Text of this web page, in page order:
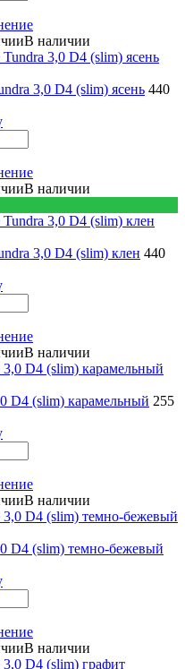
В наличии
3,0 D4 (slim) ясень 440
В наличии
3,0 D4 (slim) клен 440
В наличии
D4 (slim) карамельный 255
В наличии
D4 (slim) темно-бежевый
В наличии